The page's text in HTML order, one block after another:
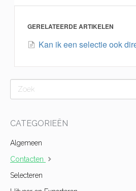
GERELATEERDE ARTIKELEN
Kan ik een selectie ook
CATEGORIEËN
Algemeen
Contacten
Selecteren